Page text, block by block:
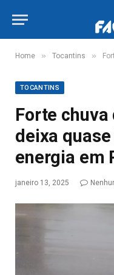
Home » Tocantins »
TOCANTINS
Forte
deixa
energia em
janeiro 13, 2025